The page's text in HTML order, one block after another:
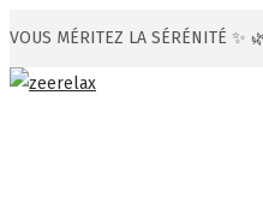
VOUS MÉRITEZ LA SÉRÉNITÉ
Passer
Passer